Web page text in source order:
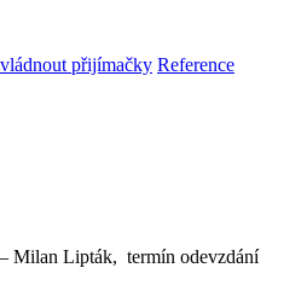
přijímačky Reference
Milan Lipták, termín odevzdání